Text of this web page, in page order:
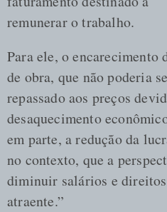
remunerar o trabalho.
Para ele, o encarecimento
de obra, que não poderia
repassado aos preços
desaquecimento
em parte, a redução da
no contexto, que a
diminuir salários e
atraente.”